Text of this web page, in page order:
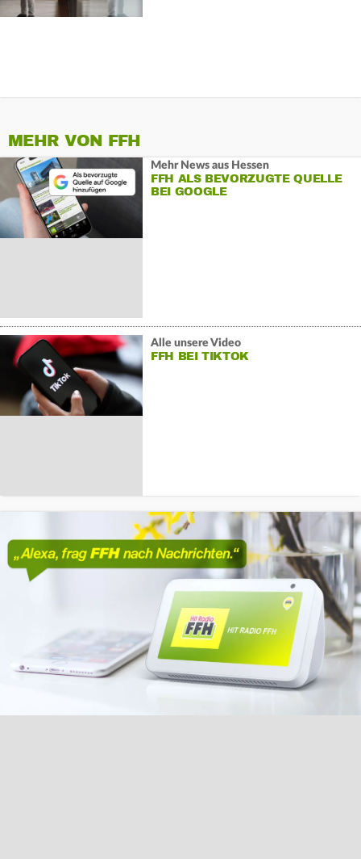
MEHR VON FFH
Mehr News aus Hessen
FFH ALS BEVORZUGTE QUELLE
BEI GOOGLE
Alle unsere Video
FFH BEI TIKTOK